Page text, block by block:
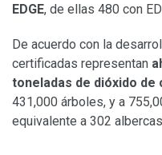
EDGE, de ellas 480 con
De acuerdo con la
certificadas representan
toneladas de dióxido de
431,000 árboles, y a
equivalente a 302